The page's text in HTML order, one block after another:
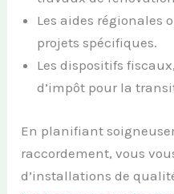
Les aides régionales
projets spécifiques.
Les dispositifs
d’impôt pour la
En planifiant
raccordement, vous
d’installations de